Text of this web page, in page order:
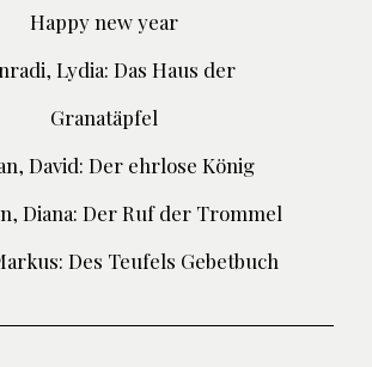
Happy new year
Lydia: Das Haus der
Granatäpfel
David: Der ehrlose König
Diana: Der Ruf der Trommel
Des Teufels Gebetbuch